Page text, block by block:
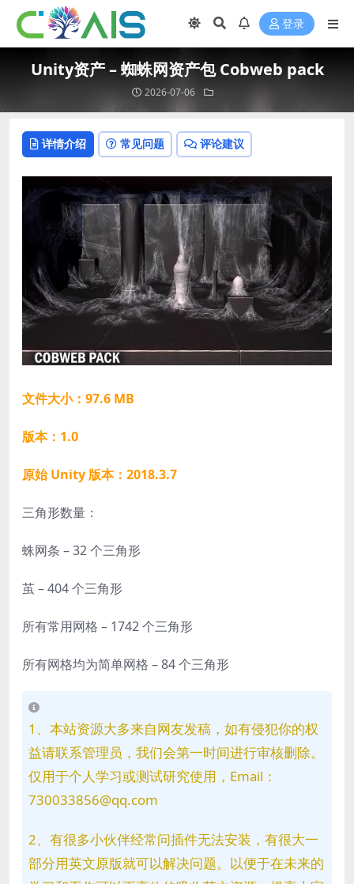
登录
Unity资产 – 蜘蛛网资产包 Cobweb pack
2026-07-06
详情介绍 常见问题 评论建议
文件大小：97.6 MB
版本：1.0
原始 Unity 版本：2018.3.7
三角形数量：
蛛网条 – 32 个三角形
茧 – 404 个三角形
所有常用网格 – 1742 个三角形
所有网格均为简单网格 – 84 个三角形
1、本站资源大多来自网友发稿，如有侵犯你的权
益请联系管理员，我们会第一时间进行审核删除。
仅用于个人学习或测试研究使用，Email：
730033856@qq.com
2、有很多小伙伴经常问插件无法安装，有很大一
部分用英文原版就可以解决问题。以便于在未来的